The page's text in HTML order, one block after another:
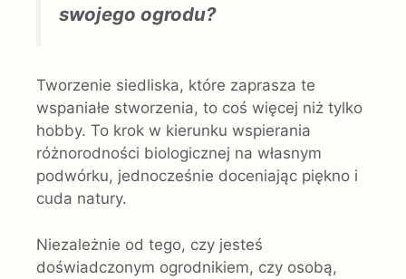
swojego ogrodu?
Tworzenie siedliska, które zaprasza te
wspaniałe stworzenia, to coś więcej niż tylko
hobby. To krok w kierunku wspierania
różnorodności biologicznej na własnym
podwórku, jednocześnie doceniając piękno i
cuda natury.
Niezależnie od tego, czy jesteś
doświadczonym ogrodnikiem, czy osobą,